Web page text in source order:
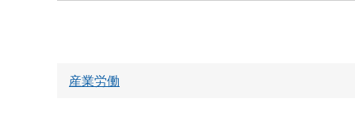
産業労働